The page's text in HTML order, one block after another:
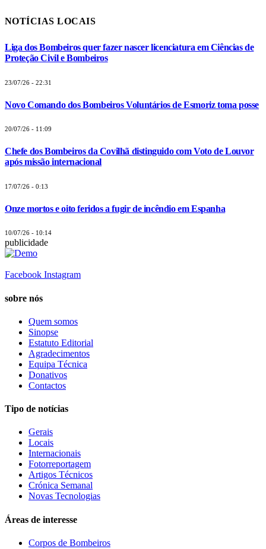
NOTÍCIAS LOCAIS
Liga dos Bombeiros quer fazer nascer licenciatura em Ciências de
Proteção Civil e Bombeiros
23/07/26 - 22:31
Novo Comando dos Bombeiros Voluntários de Esmoriz toma posse
20/07/26 - 11:09
Chefe dos Bombeiros da Covilhã distinguido com Voto de Louvor
após missão internacional
17/07/26 - 0:13
Onze mortos e oito feridos a fugir de incêndio em Espanha
10/07/26 - 10:14
publicidade
Facebook Instagram
sobre nós
Quem somos
Sinopse
Estatuto Editorial
Agradecimentos
Equipa Técnica
Donativos
Contactos
Tipo de notícias
Gerais
Locais
Internacionais
Fotorreportagem
Artigos Técnicos
Crónica Semanal
Novas Tecnologias
Áreas de interesse
Corpos de Bombeiros